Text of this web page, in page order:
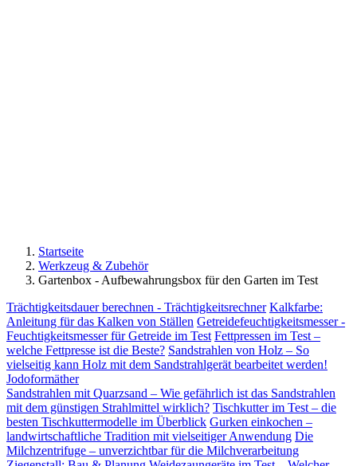
Startseite
Werkzeug & Zubehör
Gartenbox - Aufbewahrungsbox für den Garten im Test
Trächtigkeitsdauer berechnen - Trächtigkeitsrechner Kalkfarbe:
Anleitung für das Kalken von Ställen Getreidefeuchtigkeitsmesser -
Feuchtigkeitsmesser für Getreide im Test Fettpressen im Test –
welche Fettpresse ist die Beste? Sandstrahlen von Holz – So
vielseitig kann Holz mit dem Sandstrahlgerät bearbeitet werden!
Jodoformäther
Sandstrahlen mit Quarzsand – Wie gefährlich ist das Sandstrahlen
mit dem günstigen Strahlmittel wirklich? Tischkutter im Test – die
besten Tischkuttermodelle im Überblick Gurken einkochen –
landwirtschaftliche Tradition mit vielseitiger Anwendung Die
Milchzentrifuge – unverzichtbar für die Milchverarbeitung